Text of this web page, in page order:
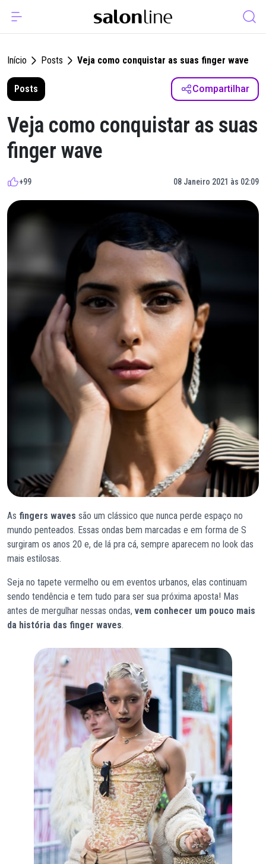
Início Posts Veja como conquistar as suas finger wave
Posts Compartilhar
Veja como conquistar as suas
finger wave
+99 08 Janeiro 2021 às 02:09
As fingers waves são um clássico que nunca perde espaço no
mundo penteados. Essas ondas bem marcadas e em forma de S
surgiram os anos 20 e, de lá pra cá, sempre aparecem no look das
mais estilosas.
Seja no tapete vermelho ou em eventos urbanos, elas continuam
sendo tendência e tem tudo para ser sua próxima aposta! Mas
antes de mergulhar nessas ondas, vem conhecer um pouco mais
da história das finger waves.